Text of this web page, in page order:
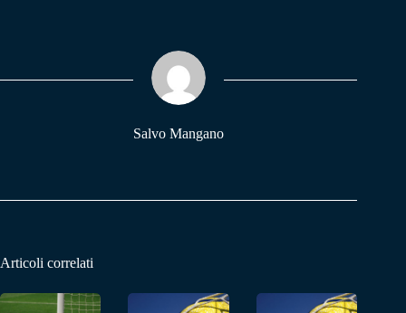
pp m
Salvo Mangano
Articoli correlati